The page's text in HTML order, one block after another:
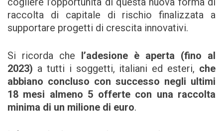
raccolta di capitale di rischio finalizzata a
supportare progetti di crescita innovativi.
Si ricorda che l’adesione è aperta (fino al
2023) a tutti i soggetti, italiani ed esteri, che
abbiano concluso con successo negli ultimi
18 mesi almeno 5 offerte con una raccolta
minima di un milione di euro.